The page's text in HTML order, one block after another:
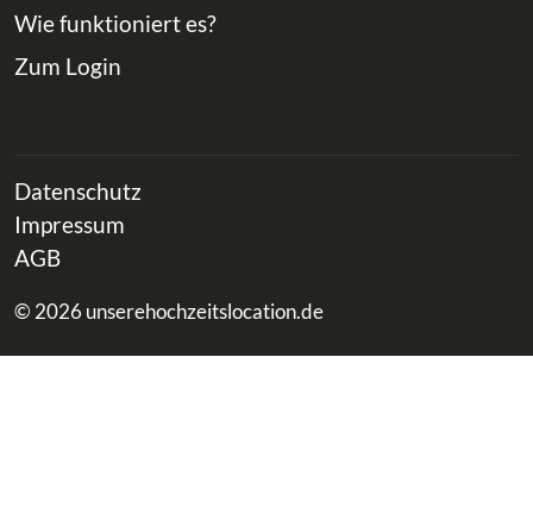
Wie funktioniert es?
Zum Login
Datenschutz
Impressum
AGB
© 2026 unserehochzeitslocation.de